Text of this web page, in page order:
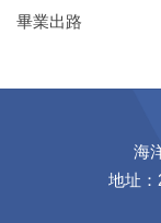
畢業出路
海
地址：